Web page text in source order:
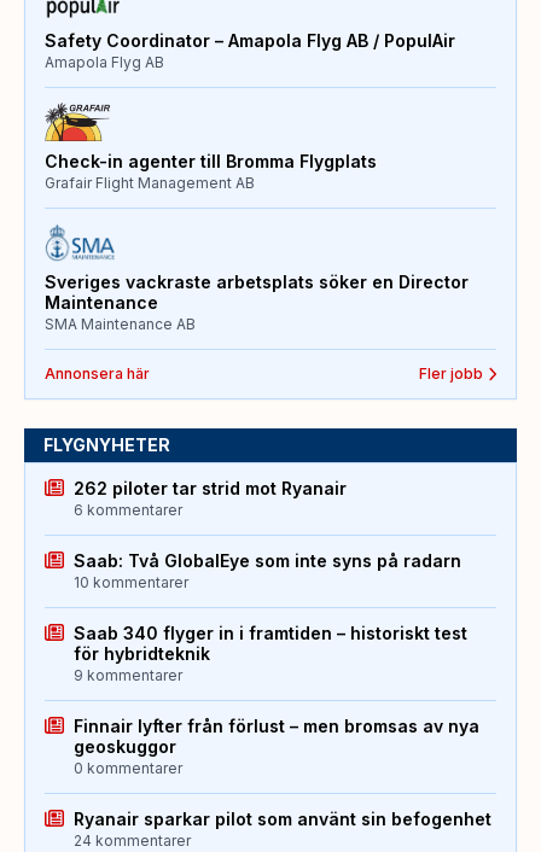
Safety Coordinator – Amapola Flyg AB / PopulAir
Amapola Flyg AB
Check-in agenter till Bromma Flygplats
Grafair Flight Management AB
Sveriges vackraste arbetsplats söker en Director
Maintenance
SMA Maintenance AB
Annonsera här Fler jobb
FLYGNYHETER
262 piloter tar strid mot Ryanair
6 kommentarer
Saab: Två GlobalEye som inte syns på radarn
10 kommentarer
Saab 340 flyger in i framtiden – historiskt test
för hybridteknik
9 kommentarer
Finnair lyfter från förlust – men bromsas av nya
geoskuggor
0 kommentarer
Ryanair sparkar pilot som använt sin befogenhet
24 kommentarer